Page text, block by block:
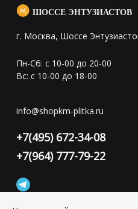
ШОССЕ ЭНТУЗИАСТОВ
г. Москва, Шоссе
Пн-Сб: с 10-00 до 20-00
Вс: с 10-00 до 18-00
info@shopkm-plitka.ru
+7(495) 672-34-08
+7(964) 777-79-22